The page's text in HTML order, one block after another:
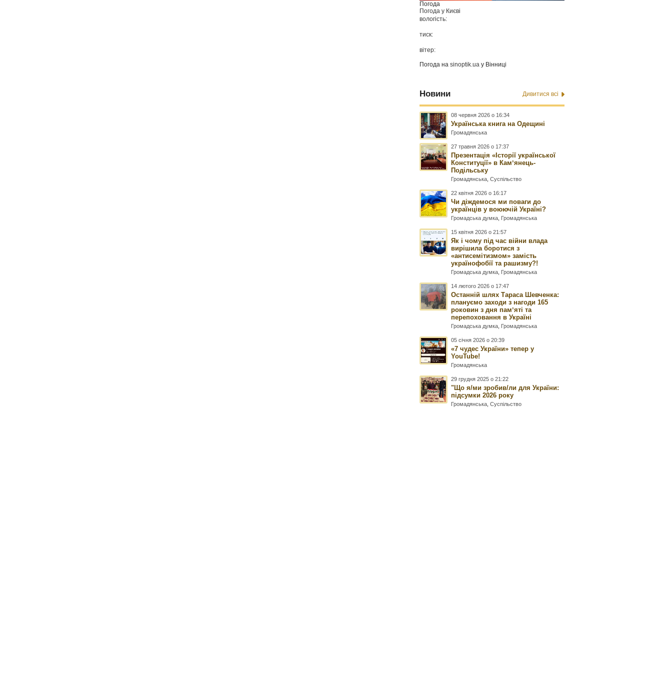
Погода
Погода у Києві
вологість:
тиск:
вітер:
Погода наsinoptik.ua у Вінниці
Новини Дивитися всі
08 червня 2026 о 16:34
Українська книга на Одещині
Громадянська
27 травня 2026 о 17:37
Презентація «Історії української
Конституції» в Камʼянець-
Подільську
Громадянська ,Суспільство
22 квітня 2026 о 16:17
Чи діждемося ми поваги до
українців у воюючій Україні?
Громадська думка Громадянська
15 квітня 2026 о 21:57
Як і чому під час війни влада
вирішила боротися з
«антисемітизмом» замість
українофобії та рашизму?!
Громадська думка Громадянська
14 лютого 2026 о 17:47
Останній шлях Тараса Шевченка:
плануємо заходи з нагоди 165
роковин з дня памʼяті та
перепоховання в Україні
Громадська думка Громадянська
05 січня 2026 о 20:39
«7 чудес України» тепер у
YouTube!
Громадянська
29 грудня 2025 о 21:22
"Що я/ми зробив/ли для України:
підсумки 2026 року
Громадянська ,Суспільство